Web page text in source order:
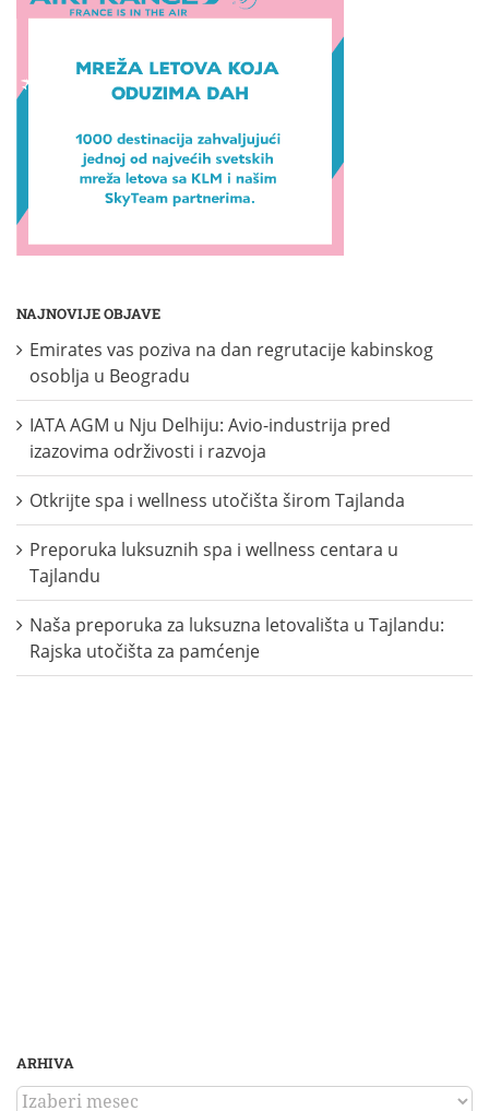
NAJNOVIJE OBJAVE
Emirates vas poziva na dan regrutacije kabinskog
osoblja u Beogradu
IATA AGM u Nju Delhiju: Avio-industrija pred
izazovima održivosti i razvoja
Otkrijte spa i wellness utočišta širom Tajlanda
Preporuka luksuznih spa i wellness centara u
Tajlandu
Naša preporuka za luksuzna letovališta u Tajlandu:
Rajska utočišta za pamćenje
ARHIVA
ARHIVA